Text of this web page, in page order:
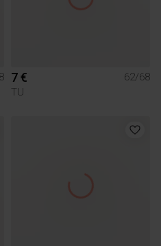
7 €
62/68
TU